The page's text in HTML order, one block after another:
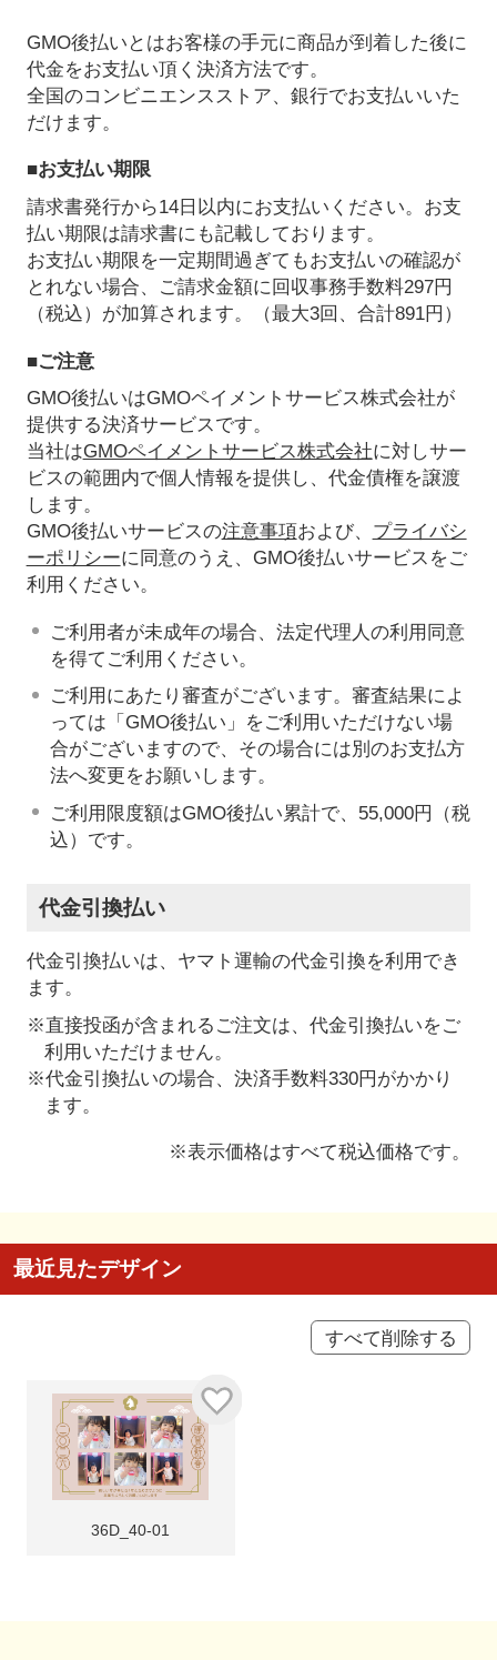
GMO後払いとはお客様の手元に商品が到着した後に
代金をお支払い頂く決済方法です。
全国のコンビニエンスストア、銀行でお支払いいた
だけます。
■お支払い期限
請求書発行から14日以内にお支払いください。お支
払い期限は請求書にも記載しております。
お支払い期限を一定期間過ぎてもお支払いの確認が
とれない場合、ご請求金額に回収事務手数料297円
（税込）が加算されます。（最大3回、合計891円）
■ご注意
GMO後払いはGMOペイメントサービス株式会社が
提供する決済サービスです。
当社はGMOペイメントサービス株式会社に対しサー
ビスの範囲内で個人情報を提供し、代金債権を譲渡
します。
GMO後払いサービスの注意事項および、 プライバシ
ーポリシーに同意のうえ、GMO後払いサービスをご
利用ください。
ご利用者が未成年の場合、法定代理人の利用同意
を得てご利用ください。
ご利用にあたり審査がございます。審査結果によ
っては「GMO後払い」をご利用いただけない場
合がございますので、その場合には別のお支払方
法へ変更をお願いします。
ご利用限度額はGMO後払い累計で、55,000円（税
込）です。
代金引換払い
代金引換払いは、ヤマト運輸の代金引換を利用でき
ます。
※直接投函が含まれるご注文は、代金引換払いをご
利用いただけません。
※代金引換払いの場合、決済手数料330円がかかり
ます。
※表示価格はすべて税込価格です。
最近見たデザイン
すべて削除する
36D_40-01